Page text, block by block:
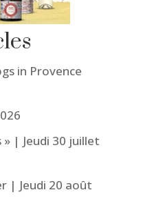
in Provence
| Jeudi 30 juillet
| Jeudi 20 août